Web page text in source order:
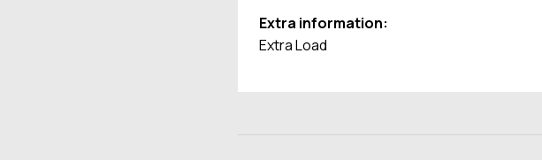
Extra information:
Extra Load